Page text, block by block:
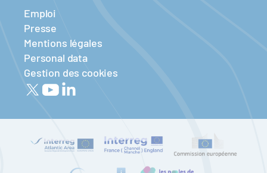
Emploi
Presse
Mentions légales
Personal data
Gestion des cookies